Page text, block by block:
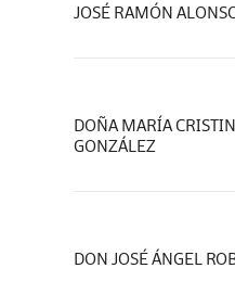
JOSÉ RAMÓN
DOÑA MARÍA
GONZÁLEZ
DON JOSÉ ÁNGEL